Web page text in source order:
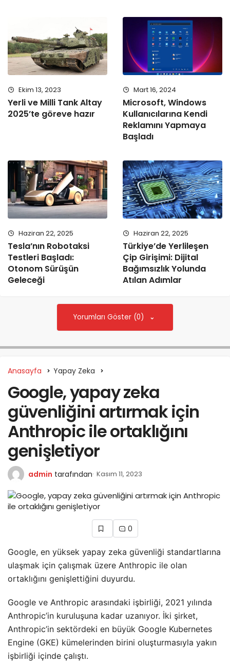
Ekim 13, 2023
Yerli ve Milli Tank Altay
2025’te göreve hazır
Mart 16, 2024
Microsoft, Windows
Kullanıcılarına Kendi
Reklamını Yapmaya
Başladı
Haziran 22, 2025
Tesla’nın Robotaksi
Testleri Başladı:
Otonom Sürüşün
Geleceği
Haziran 22, 2025
Türkiye’de Yerlileşen
Çip Girişimi: Dijital
Bağımsızlık Yolunda
Atılan Adımlar
Yorumları Göster (0)
Anasayfa Yapay Zeka
Google, yapay zeka
güvenliğini artırmak için
Anthropic ile ortaklığını
genişletiyor
admin tarafından Kasım 11, 2023
0
Google, en yüksek yapay zeka güvenliği standartlarına
ulaşmak için çalışmak üzere Anthropic ile olan
ortaklığını genişlettiğini duyurdu.
Google ve Anthropic arasındaki işbirliği, 2021 yılında
Anthropic’in kuruluşuna kadar uzanıyor. İki şirket,
Anthropic’in sektördeki en büyük Google Kubernetes
Engine (GKE) kümelerinden birini oluşturmasıyla yakın
işbirliği içinde çalıştı.